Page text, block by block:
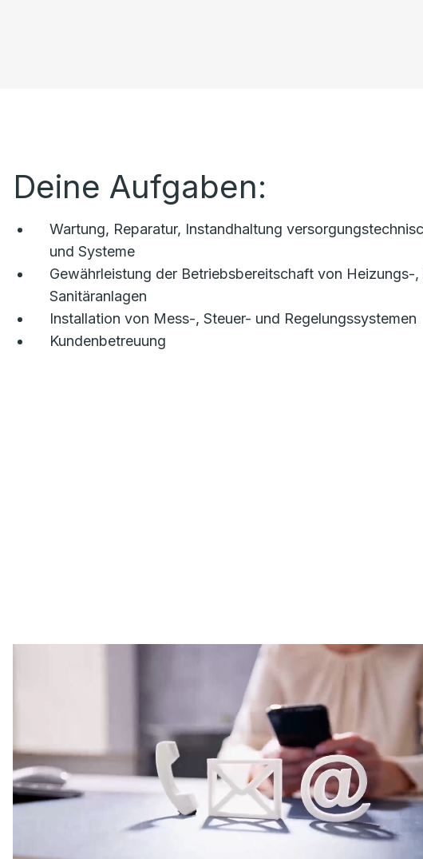
Deine Aufgaben:
Wartung, Reparatur, Instandhaltung
und Systeme
Gewährleistung der Betriebsbereitschaft von Heizungs-,
Sanitäranlagen
Installation von Mess-, Steuer- und Regelungssystemen
Kundenbetreuung